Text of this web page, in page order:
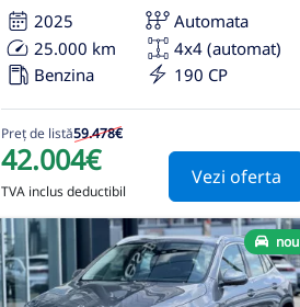
2025
Automata
25.000 km
4x4 (automat)
Benzina
190 CP
Preț de listă59.478€
42.004€
TVA inclus deductibil
Vezi oferta
nou